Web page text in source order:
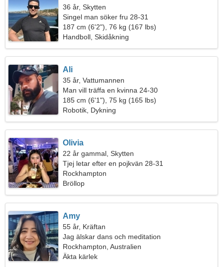
36 år, Skytten
Singel man söker fru 28-31
187 cm (6'2"), 76 kg (167 lbs)
Handboll, Skidåkning
Ali
35 år, Vattumannen
Man vill träffa en kvinna 24-30
185 cm (6'1"), 75 kg (165 lbs)
Robotik, Dykning
Olivia
22 år gammal, Skytten
Tjej letar efter en pojkvän 28-31
Rockhampton
Bröllop
Amy
55 år, Kräftan
Jag älskar dans och meditation
Rockhampton, Australien
Äkta kärlek